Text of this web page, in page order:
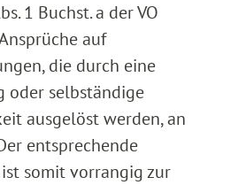
1 Buchst. a der VO
auf
die durch eine
oder selbständige
ausgelöst werden, an
entsprechende
somit vorrangig zur